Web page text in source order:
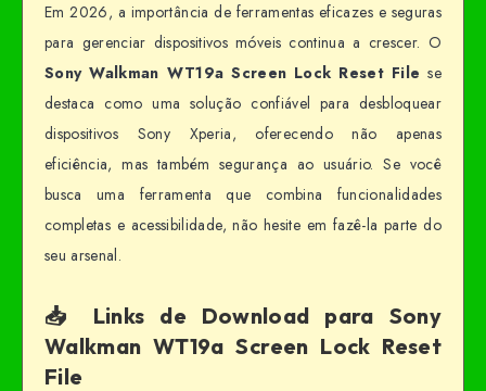
Em 2026, a importância de ferramentas eficazes e seguras
para gerenciar dispositivos móveis continua a crescer. O
Sony Walkman WT19a Screen Lock Reset File se
destaca como uma solução confiável para desbloquear
dispositivos Sony Xperia, oferecendo não apenas
eficiência, mas também segurança ao usuário. Se você
busca uma ferramenta que combina funcionalidades
completas e acessibilidade, não hesite em fazê-la parte do
seu arsenal.
📥 Links de Download para Sony
Walkman WT19a Screen Lock Reset
File